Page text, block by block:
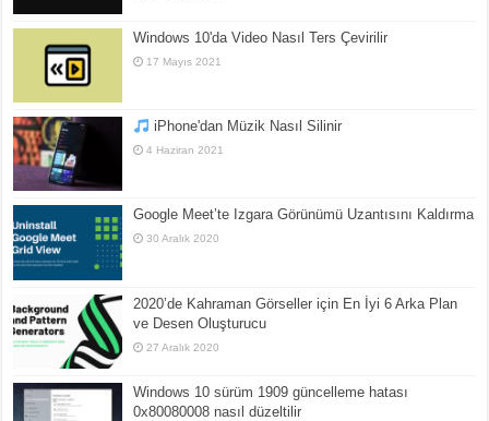
Windows 10'da Video Nasıl Ters Çevirilir
17 Mayıs 2021
iPhone'dan Müzik Nasıl Silinir
4 Haziran 2021
Google Meet’te Izgara Görünümü Uzantısını Kaldırma
30 Aralık 2020
2020’de Kahraman Görseller için En İyi 6 Arka Plan
ve Desen Oluşturucu
27 Aralık 2020
Windows 10 sürüm 1909 güncelleme hatası
0x80080008 nasıl düzeltilir